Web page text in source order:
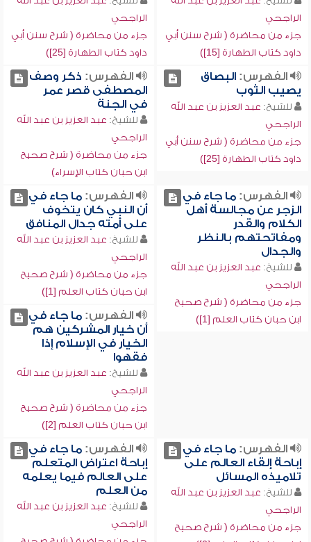
الراجحي
جزء من محاضرة ( شرح سنن أبي
داود كتاب الطهارة [15])
الراجحي
جزء من محاضرة ( شرح سنن أبي
داود كتاب الطهارة [25])
الفهرس:البصاق
يصيب الثوب
للشيخ: عبد العزيز بن عبد الله
الراجحي
جزء من محاضرة ( شرح سنن أبي
داود كتاب الطهارة [25])
الفهرس: ذكر وصف
المصطفى قصر عمر
في الجنة
للشيخ: عبد العزيز بن عبد الله
الراجحي
جزء من محاضرة ( شرح صحيح
ابن حبان كتاب الإسراء)
الفهرس:ما جاء في
الزجر عن مجالسة أهل
الكلام والقدر
ومفاتحتهم بالنظر
والجدال
للشيخ: عبد العزيز بن عبد الله
الراجحي
جزء من محاضرة ( شرح صحيح
ابن حبان كتاب العلم [1])
الفهرس:ما جاء في
أن النبي كان يتخوف
على أمته جدال المنافق
للشيخ: عبد العزيز بن عبد الله
الراجحي
جزء من محاضرة ( شرح صحيح
ابن حبان كتاب العلم [1])
الفهرس:ما جاء في
أن خيار المشركين هم
الخيار في الإسلام إذا
فقهوا
للشيخ: عبد العزيز بن عبد الله
الراجحي
جزء من محاضرة ( شرح صحيح
ابن حبان كتاب العلم [2])
الفهرس:ما جاء في
إباحة إلقاء العالم على
تلاميذه المسائل
للشيخ: عبد العزيز بن عبد الله
الراجحي
جزء من محاضرة ( شرح صحيح
الفهرس:ما جاء في
إباحة اعتراض المتعلم
على العالم فيما يعلمه
من العلم
للشيخ: عبد العزيز بن عبد الله
الراجحي